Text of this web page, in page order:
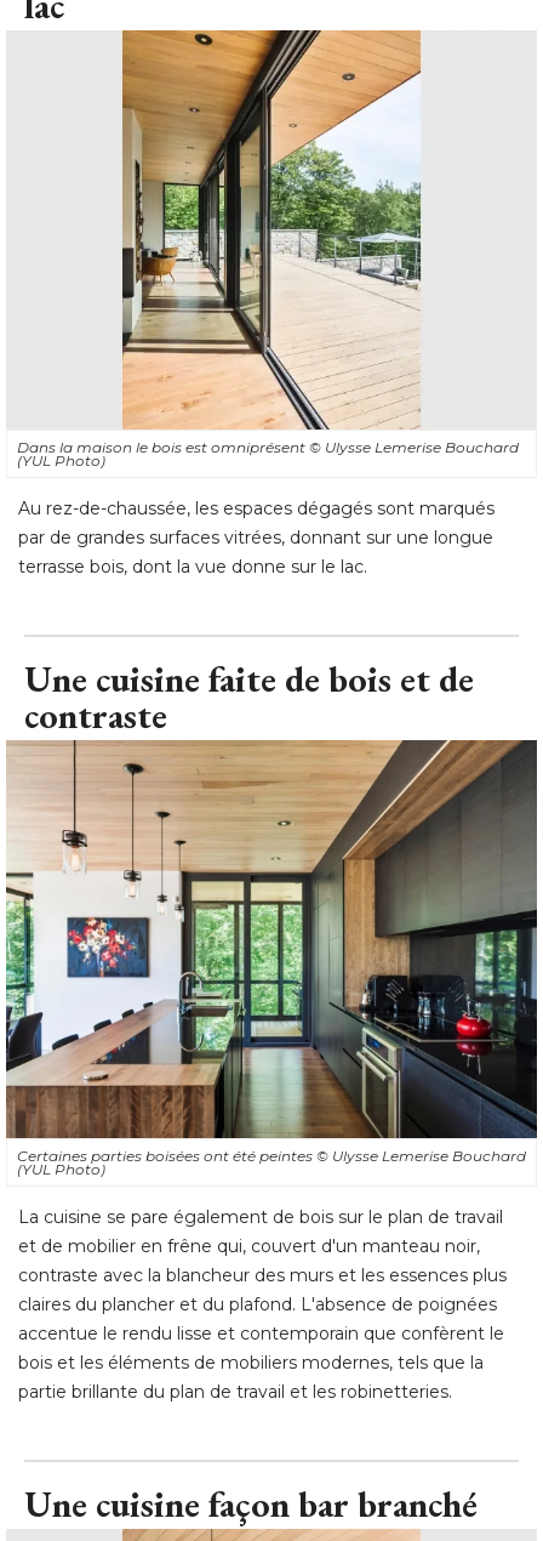
Dans la maison le bois est omniprésent © Ulysse Lemerise Bouchard
(YUL Photo)
Au rez-de-chaussée, les espaces dégagés sont marqués
par de grandes surfaces vitrées, donnant sur une longue
terrasse bois, dont la vue donne sur le lac.
Une cuisine faite de bois et de
contraste
Certaines parties boisées ont été peintes © Ulysse Lemerise Bouchard
(YUL Photo)
La cuisine se pare également de bois sur le plan de travail
et de mobilier en frêne qui, couvert d'un manteau noir,
contraste avec la blancheur des murs et les essences plus
claires du plancher et du plafond. L'absence de poignées
accentue le rendu lisse et contemporain que confèrent le
bois et les éléments de mobiliers modernes, tels que la
partie brillante du plan de travail et les robinetteries.
Une cuisine façon bar branché